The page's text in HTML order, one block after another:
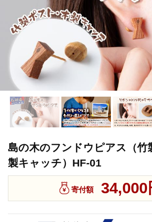
島の木のフンドウピアス（竹
製キャッチ）HF-01
寄付額 34,000